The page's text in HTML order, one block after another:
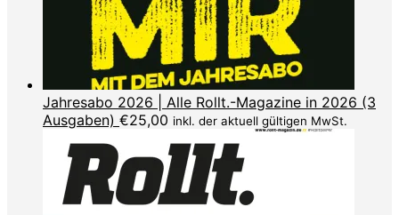
Jahresabo 2026 | Alle Rollt.-Magazine in 2026 (3
Ausgaben) €25,00 inkl. der aktuell gültigen MwSt.